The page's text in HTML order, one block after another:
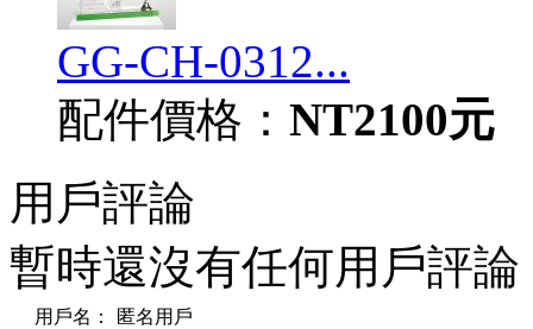
GG-CH-0312...
配件價格： NT2100元
用戶評論
暫時還沒有任何用戶評論
用戶名：
匿名用戶